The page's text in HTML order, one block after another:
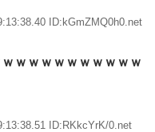
ID:kGmZMQ0h0.net
ｗｗｗｗｗｗｗｗｗｗ
ID:RKkcYrK/0.net